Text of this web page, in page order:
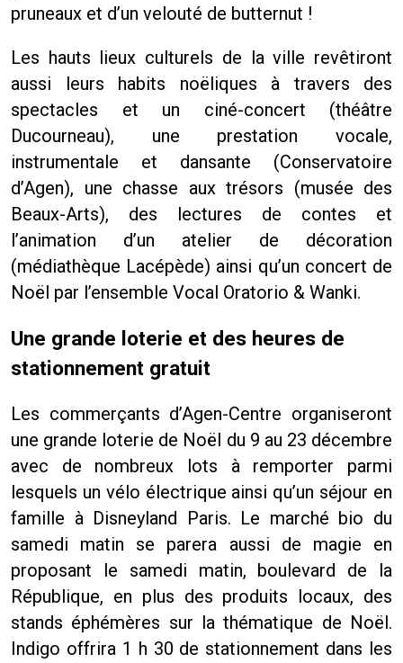
pruneaux et d’un velouté de butternut !
Les hauts lieux culturels de la ville revêtiront
aussi leurs habits noëliques à travers des
spectacles et un ciné-concert (théâtre
Ducourneau), une prestation vocale,
instrumentale et dansante (Conservatoire
d’Agen), une chasse aux trésors (musée des
Beaux-Arts), des lectures de contes et
l’animation d’un atelier de décoration
(médiathèque Lacépède) ainsi qu’un concert de
Noël par l’ensemble Vocal Oratorio & Wanki.
Une grande loterie et des heures de
stationnement gratuit
Les commerçants d’Agen-Centre organiseront
une grande loterie de Noël du 9 au 23 décembre
avec de nombreux lots à remporter parmi
lesquels un vélo électrique ainsi qu’un séjour en
famille à Disneyland Paris. Le marché bio du
samedi matin se parera aussi de magie en
proposant le samedi matin, boulevard de la
République, en plus des produits locaux, des
stands éphémères sur la thématique de Noël.
Indigo offrira 1 h 30 de stationnement dans les